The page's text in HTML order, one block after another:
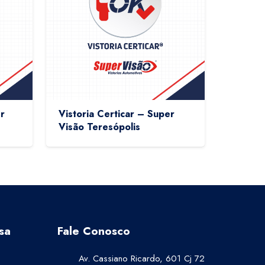
Vistoria Certicar – Super
Visão Teresópolis
Fale Conosco
Av. Cassiano Ricardo, 601 Cj 72